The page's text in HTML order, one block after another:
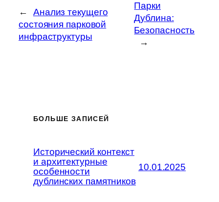
←
Анализ текущего
состояния парковой
инфраструктуры
Парки
Дублина:
Безопасность
→
БОЛЬШЕ ЗАПИСЕЙ
Исторический контекст
и архитектурные
особенности
дублинских памятников
10.01.2025